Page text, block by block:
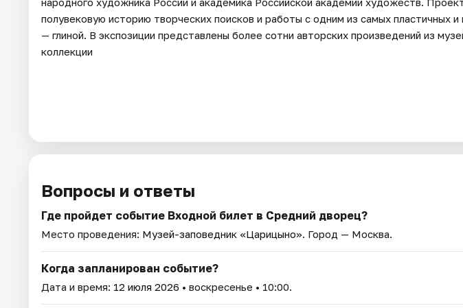
полувековую историю творческих поисков и работы с одним из самых пластичных
— глиной. В экспозиции представлены более сотни авторских произведений из
коллекции
Вопросы и ответы
Где пройдет событие Входной билет в Средний дворец?
Место проведения: Музей-заповедник «Царицыно». Город — Москва.
Когда запланирован событие?
Дата и время: 12 июля 2026 • воскресенье • 10:00.